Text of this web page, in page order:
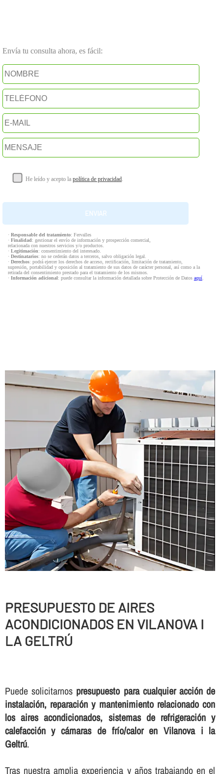
Envía tu consulta ahora, es fácil:
He leído y acepto la política de privacidad.
· Responsable del tratamiento: Fervalles
· Finalidad: gestionar el envío de información y prospección comercial,
relacionada con nuestros servicios y/o productos.
· Legitimación: consentimiento del interesado.
· Destinatarios: no se cederán datos a terceros, salvo obligación legal.
· Derechos: podrá ejercer los derechos de acceso, rectificación, limitación de tratamiento,
supresión, portabilidad y oposición al tratamiento de sus datos de carácter personal, así como a la
retirada del consentimiento prestado para el tratamiento de los mismos.
· Información adicional: puede consultar la información detallada sobre Protección de Datos aquí.
PRESUPUESTO DE AIRES
ACONDICIONADOS EN VILANOVA I
LA GELTRÚ
Puede solicitarnos presupuesto para cualquier acción de
instalación, reparación y mantenimiento relacionado con
los aires acondicionados, sistemas de refrigeración y
calefacción y cámaras de frí­o/calor en Vilanova i la
Geltrú.
Tras nuestra amplia experiencia y años trabajando en el